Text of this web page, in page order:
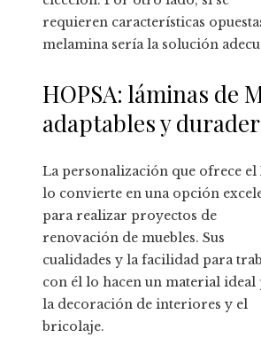
requieren características
melamina sería la solución
HOPSA: láminas de
adaptables y
La personalización que ofrece el
lo convierte en una opción
para realizar proyectos de
renovación de muebles. Sus
cualidades y la facilidad para
con él lo hacen un material ideal
la decoración de interiores y el
bricolaje.